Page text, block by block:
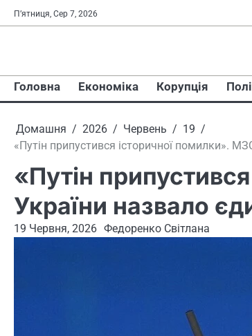
Перейти
до
П’ятниця, Сер 7, 2026
Головна Економіка Корупція
Домашня 2026 Червень
19
«Путін припустився історичної помилки».
«Путін
України назвало
19 Червня, 2026 Федоренко Світлана